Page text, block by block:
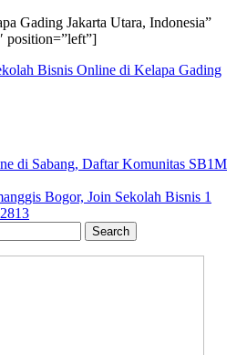
Gading Jakarta Utara, Indonesia”
position=”left”]
Bisnis Online di Kelapa Gading
di Sabang, Daftar Komunitas SB1M
Bogor, Join Sekolah Bisnis 1